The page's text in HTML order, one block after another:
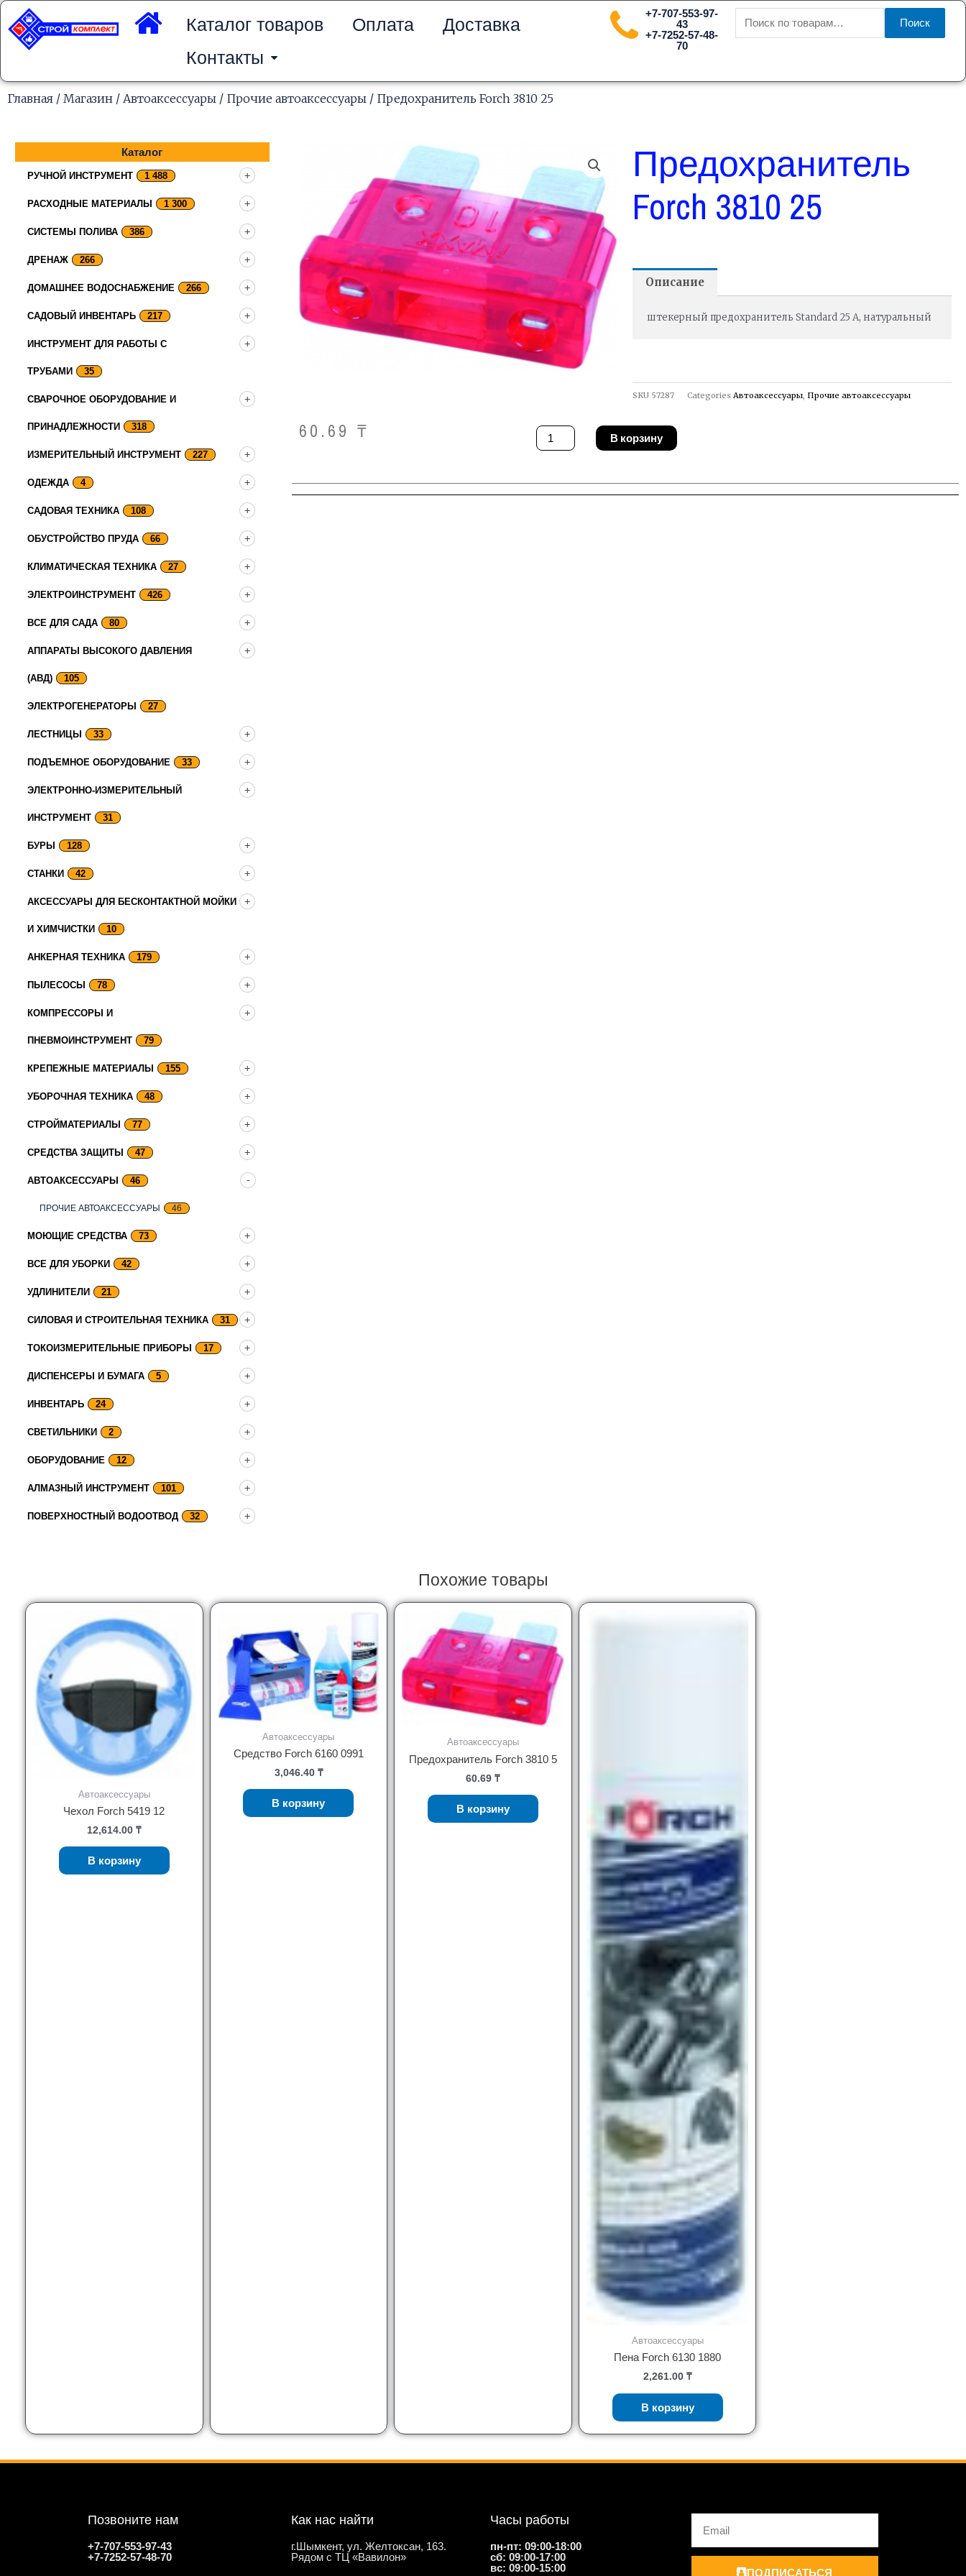
Перейти
содержимому
Каталог товаров Оплата
Доставка
Контакты
+7-707-553-97-
43
+7-7252-57-48-
70
Искать:
Поиск
Главная / Магазин / Автоаксессуары / Прочие автоаксессуары / Предохранитель Forch 3810 25
Каталог
РУЧНОЙ ИНСТРУМЕНТ 1 488
РАСХОДНЫЕ МАТЕРИАЛЫ 1 300
СИСТЕМЫ ПОЛИВА 386
ДРЕНАЖ 266
ДОМАШНЕЕ ВОДОСНАБЖЕНИЕ 266
САДОВЫЙ ИНВЕНТАРЬ 217
ИНСТРУМЕНТ ДЛЯ РАБОТЫ С
ТРУБАМИ 35
СВАРОЧНОЕ ОБОРУДОВАНИЕ И
ПРИНАДЛЕЖНОСТИ 318
ИЗМЕРИТЕЛЬНЫЙ ИНСТРУМЕНТ 227
ОДЕЖДА 4
САДОВАЯ ТЕХНИКА 108
ОБУСТРОЙСТВО ПРУДА 66
КЛИМАТИЧЕСКАЯ ТЕХНИКА 27
ЭЛЕКТРОИНСТРУМЕНТ 426
ВСЕ ДЛЯ САДА 80
АППАРАТЫ ВЫСОКОГО ДАВЛЕНИЯ
(АВД) 105
ЭЛЕКТРОГЕНЕРАТОРЫ 27
ЛЕСТНИЦЫ 33
ПОДЪЕМНОЕ ОБОРУДОВАНИЕ 33
ЭЛЕКТРОННО-ИЗМЕРИТЕЛЬНЫЙ
ИНСТРУМЕНТ 31
БУРЫ 128
СТАНКИ 42
АКСЕССУАРЫ ДЛЯ БЕСКОНТАКТНОЙ МОЙКИ
И ХИМЧИСТКИ 10
АНКЕРНАЯ ТЕХНИКА 179
ПЫЛЕСОСЫ 78
КОМПРЕССОРЫ И
ПНЕВМОИНСТРУМЕНТ 79
КРЕПЕЖНЫЕ МАТЕРИАЛЫ 155
УБОРОЧНАЯ ТЕХНИКА 48
СТРОЙМАТЕРИАЛЫ 77
СРЕДСТВА ЗАЩИТЫ 47
АВТОАКСЕССУАРЫ 46
ПРОЧИЕ АВТОАКСЕССУАРЫ 46
МОЮЩИЕ СРЕДСТВА 73
ВСЕ ДЛЯ УБОРКИ 42
УДЛИНИТЕЛИ 21
СИЛОВАЯ И СТРОИТЕЛЬНАЯ ТЕХНИКА 31
ТОКОИЗМЕРИТЕЛЬНЫЕ ПРИБОРЫ 17
ДИСПЕНСЕРЫ И БУМАГА 5
ИНВЕНТАРЬ 24
СВЕТИЛЬНИКИ 2
ОБОРУДОВАНИЕ 12
АЛМАЗНЫЙ ИНСТРУМЕНТ 101
ПОВЕРХНОСТНЫЙ ВОДООТВОД 32
Предохранитель
Forch 3810 25
Описание
штекерный предохранитель Standard 25 А, натуральный
SKU 57287 Categories Автоаксессуары, Прочие автоаксессуары
60.69₸
Количество
товара
Предохранитель
25
В корзину
Похожие товары
Автоаксессуары
Чехол Forch 5419 12
12,614.00₸
В корзину
Автоаксессуары
Средство Forch 6160 0991
3,046.40 ₸
В корзину
Автоаксессуары
Предохранитель Forch 3810 5
60.69₸
В корзину
Автоаксессуары
Пена Forch 6130 1880
2,261.00₸
В корзину
Позвоните нам
+7-707-553-97-43
+7-7252-57-48-70
Как нас найти
г.Шымкент, ул. Желтоксан, 163.
Рядом с ТЦ «Вавилон»
Часы работы
пн-пт: 09:00-18:00
сб: 09:00-17:00
вс: 09:00-15:00
ПОДПИСАТЬСЯ